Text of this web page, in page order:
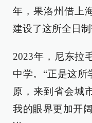
年，果洛州借上
建设了这所全日制
2023年，尼东拉
中学。“正是这所
原，来到省会城
我的眼界更加开